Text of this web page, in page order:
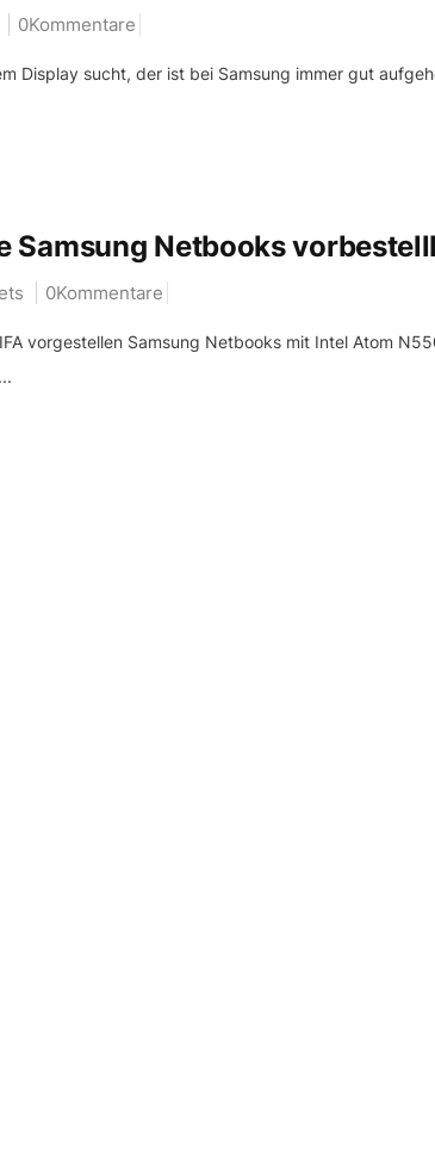
0Kommentare
Display sucht, der ist bei Samsung immer gut
Samsung Netbooks
0Kommentare
vorgestellen Samsung Netbooks mit Intel Atom